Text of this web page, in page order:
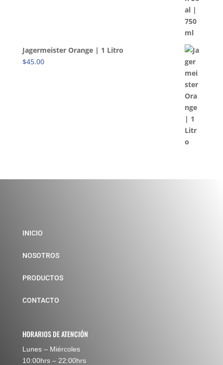
Jagermeister Orange | 1 Litro
$45.00
INICIO
NOSOTROS
PRODUCTOS
CONTACTO
HORARIOS DE ATENCIÓN
Lunes – Miércoles
10:00hrs – 22:00hrs